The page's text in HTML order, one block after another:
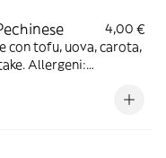
4,00 €
con tofu, uova, carota,
Allergeni: